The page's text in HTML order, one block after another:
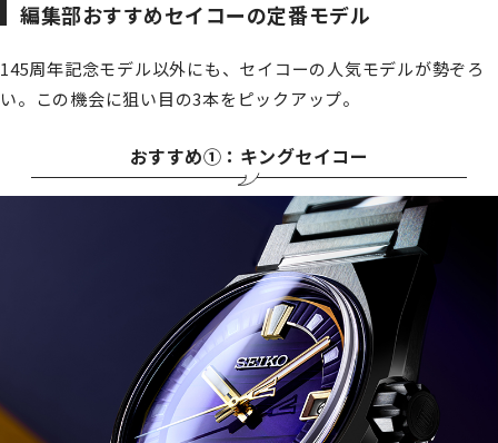
編集部おすすめセイコーの定番モデル
145周年記念モデル以外にも、セイコーの人気モデルが勢ぞろ
い。この機会に狙い目の3本をピックアップ。
おすすめ①：キングセイコー